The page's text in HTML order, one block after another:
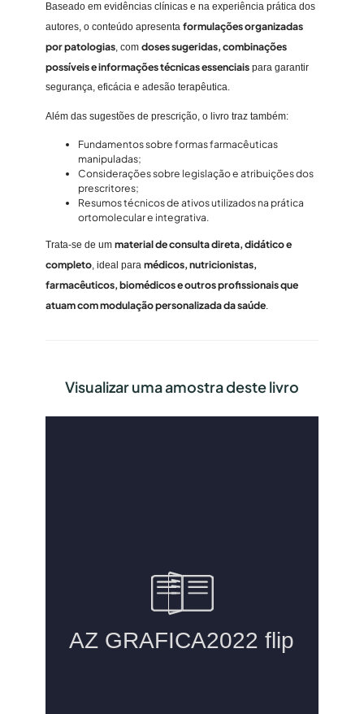
d
e
Baseado em evidências clínicas e na experiência prática dos
autores, o conteúdo apresenta formulações organizadas
por patologias, com doses sugeridas, combinações
possíveis e informações técnicas essenciais para garantir
segurança, eficácia e adesão terapêutica.
Além das sugestões de prescrição, o livro traz também:
Fundamentos sobre formas farmacêuticas
manipuladas;
Considerações sobre legislação e atribuições dos
prescritores;
Resumos técnicos de ativos utilizados na prática
ortomolecular e integrativa.
Trata-se de um material de consulta direta, didático e
completo, ideal para médicos, nutricionistas,
farmacêuticos, biomédicos e outros profissionais que
atuam com modulação personalizada da saúde.
Visualizar uma amostra deste livro